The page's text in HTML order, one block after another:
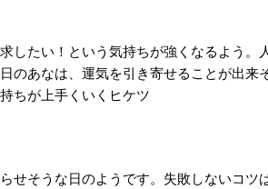
したい！という気持ちが強くなるよう。
のあなは、運気を引き寄せることが出来
ちが上手くいくヒケツ
せそうな日のようです。失敗しないコツ